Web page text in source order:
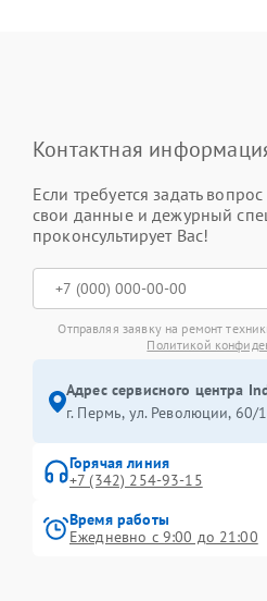
Контактная
Если требуется задать
свои данные и дежурный
проконсультирует Вас!
Отправляя заявку на ремонт
Политикой
Адрес сервисного центра
г. Пермь, ул. ​Революции, 60/1
Горячая линия
+7 (342) 254-93-15
Время работы
Ежедневно с 9:00 до 21:00